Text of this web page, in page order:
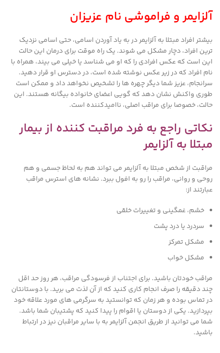
آلزایمر و فراموشی نام عزیزان
بیشتر افراد مبتلا به آلزایمر در به یاد آوردن اسامی، حتی اسامی نزدیک
ترین افراد، دچار مشکل می شوند. یک راه موقت برای درمان این حالت
این است که عکس افرادی را که او می شناسد یا خیلی می بیند، همراه با
نام افراد که در زیر عکس نوشته شده است، در دسترس او قرار دهید.
سرانجام، عزیز شما دیگر چهره ها را تشخیص نخواهد داد و ممکن است
طوری واکنش نشان دهد که گویی اعضای خانواده بیگانه هستند. این
حالت، خصوصا برای مراقب اصلی، ناامیدکننده است.
نکاتی راجع به فرد مراقبت کننده از بیمار
مبتلا به آلزایمر
مراقبت از شخص مبتلا به آلزایمر می تواند هم به لحاظ جسمی و هم
روحی و روانی، مراقب را رو به افول ببرد. نشانه های استرس مراقب
عبارتند از:
خشم، غمگینی و تغییرات خلقی
سردرد یا درد پشت
مشکل تمرکز
مشکل خواب
مراقب خودتان باشید. برای اجتناب از فرسودگی مراقب، هر روز حد اقل
چند دقیقه را صرف انجام کاری کنید که از آن لذت می برید. با دوستانتان
در تماس بوده و هر زمان که توانستید به سرگرمی های مورد علاقه خود
بپردازید. یکی از دوستان یا اقوام را پیدا کنید که پشتیبان شما باشد.
شما می توانید از طریق انجمن آلزایمر به با سایر مراقبان نیز در ارتباط
باشید.